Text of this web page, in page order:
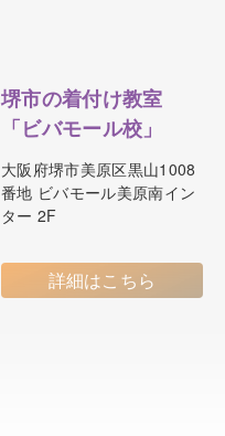
堺市の着付け教室
「ビバモール校」
大阪府堺市美原区黒山1008
番地 ビバモール美原南イン
ター 2F
詳細はこちら